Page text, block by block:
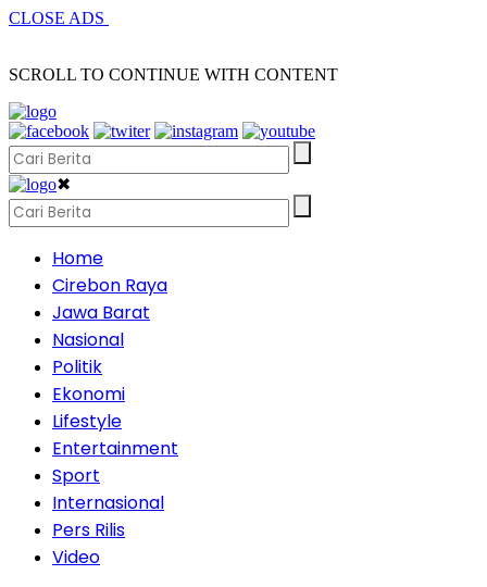
CLOSE ADS
SCROLL TO CONTINUE WITH CONTENT
✖
Home
Cirebon Raya
Jawa Barat
Nasional
Politik
Ekonomi
Lifestyle
Entertainment
Sport
Internasional
Pers Rilis
Video